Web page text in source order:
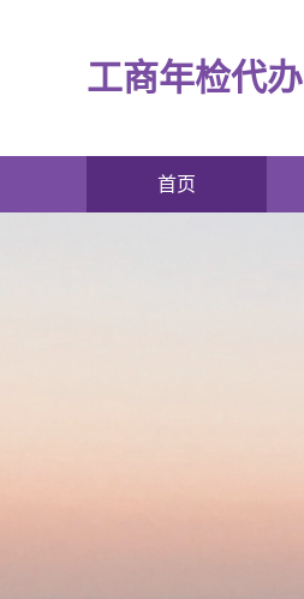
工商年检代办
首页